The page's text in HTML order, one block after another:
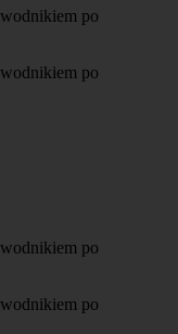
po
po
po
po